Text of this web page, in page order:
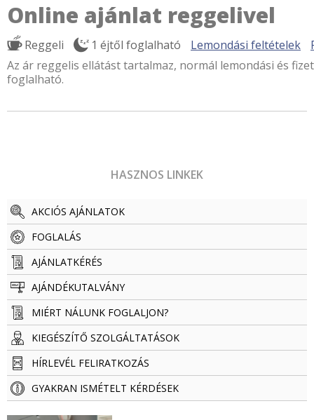
Online ajánlat reggelivel
Reggeli 1 éjtől foglalható Lemondási feltételek
Az ár reggelis ellátást tartalmaz, normál lemondási és
foglalható.
HASZNOS LINKEK
AKCIÓS AJÁNLATOK
FOGLALÁS
AJÁNLATKÉRÉS
AJÁNDÉKUTALVÁNY
MIÉRT NÁLUNK FOGLALJON?
KIEGÉSZÍTŐ SZOLGÁLTATÁSOK
HÍRLEVÉL FELIRATKOZÁS
GYAKRAN ISMÉTELT KÉRDÉSEK